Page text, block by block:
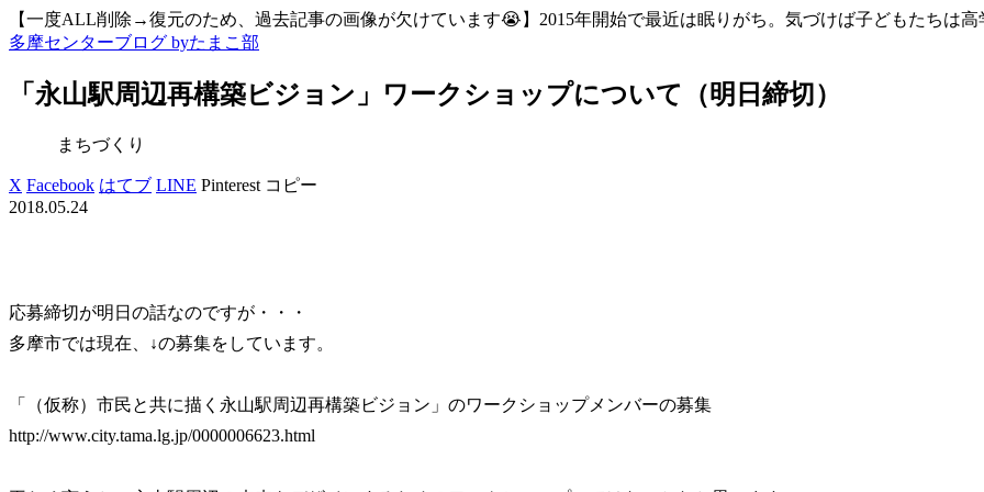
【一度ALL削除→復元のため、過去記事の画像が欠けています😭】2015年開始で最近は眠りがち。気づけば子どもたちは高
多摩センターブログ byたまこ部
「永山駅周辺再構築ビジョン」ワークショップについて（明日締切）
まちづくり
X Facebook はてブ LINE Pinterest コピー
2018.05.24
応募締切が明日の話なのですが・・・
多摩市では現在、↓の募集をしています。
「（仮称）市民と共に描く永山駅周辺再構築ビジョン」のワークショップメンバーの募集
http://www.city.tama.lg.jp/0000006623.html